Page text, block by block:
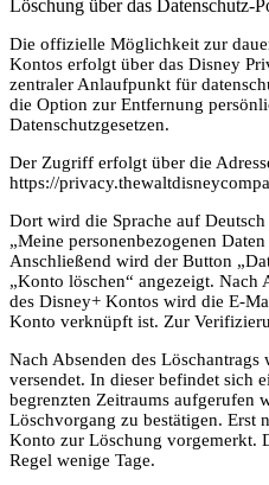
Löschung über das Datenschutz-
Die offizielle Möglichkeit zur
Kontos erfolgt über das Disney
zentraler Anlaufpunkt für
die Option zur Entfernung
Datenschutzgesetzen.
Der Zugriff erfolgt über die
https://
Dort wird die Sprache auf
„Meine personenbezogenen
Anschließend wird der Button
„Konto löschen“ angezeigt.
des Disney+ Kontos wird die E-
Konto verknüpft ist. Zur
Nach Absenden des
versendet. In dieser befindet sich
begrenzten Zeitraums aufgerufen
Löschvorgang zu bestätigen. Erst
Konto zur Löschung vorgemerkt.
Regel wenige Tage.